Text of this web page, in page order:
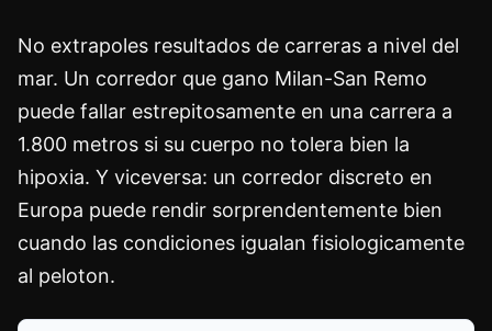
No extrapoles resultados de carreras a nivel del
mar. Un corredor que gano Milan-San Remo
puede fallar estrepitosamente en una carrera a
1.800 metros si su cuerpo no tolera bien la
hipoxia. Y viceversa: un corredor discreto en
Europa puede rendir sorprendentemente bien
cuando las condiciones igualan fisiologicamente
al peloton.